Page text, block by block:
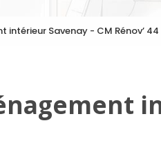
intérieur Savenay - CM Rénov’ 44